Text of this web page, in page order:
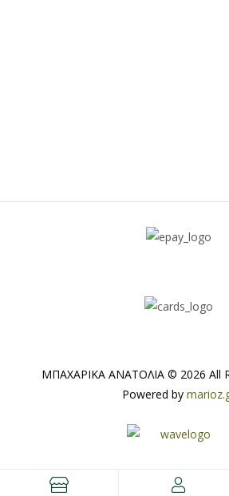
ΜΠΑΧΑΡΙΚΑ ΑΝΑΤΟΛΙΑ © 2026 All
Powered by